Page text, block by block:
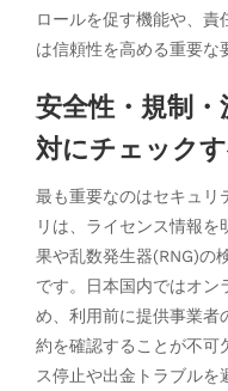
ロールを促す機能や、
は信頼性を高める重要な
安全性・規制
対にチェック
最も重要なのはセキュリ
リは、ライセンス情報
果や乱数発生器(RNG)の
です。日本国内ではオン
め、利用前に提供事業者
約を確認することが不可
ス停止や出金トラブルを